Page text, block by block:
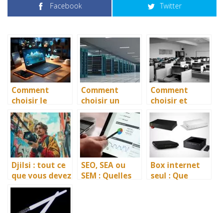
Facebook Twitter
Comment
choisir le
meilleur
service de
stockage cloud
pour vos
besoins
Comment
choisir un
hébergeur web
?
Comment
choisir et
trouver le
meilleur
hébergeur web
?
Djilsi : tout ce
que vous devez
savoir sur le
youtubeur
français
SEO, SEA ou
SEM : Quelles
Box internet
seul : Que